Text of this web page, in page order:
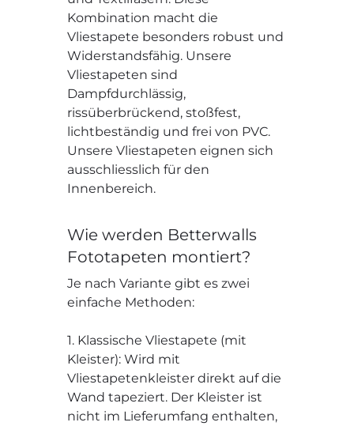
Kombination macht die
Vliestapete besonders robust und
Widerstandsfähig. Unsere
Vliestapeten sind
Dampfdurchlässig,
rissüberbrückend, stoßfest,
lichtbeständig und frei von PVC.
Unsere Vliestapeten eignen sich
ausschliesslich für den
Innenbereich.
Wie werden Betterwalls
Fototapeten montiert?
Je nach Variante gibt es zwei
einfache Methoden:
1. Klassische Vliestapete (mit
Kleister): Wird mit
Vliestapetenkleister direkt auf die
Wand tapeziert. Der Kleister ist
nicht im Lieferumfang enthalten,